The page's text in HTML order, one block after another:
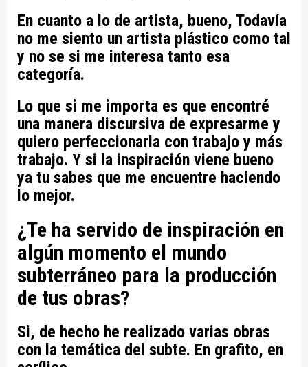
En cuanto a lo de artista, bueno, Todavía
no me siento un artista plástico como tal
y no se si me interesa tanto esa
categoría.
Lo que si me importa es que encontré
una manera discursiva de expresarme y
quiero perfeccionarla con trabajo y más
trabajo. Y si la inspiración viene bueno
ya tu sabes que me encuentre haciendo
lo mejor.
¿Te ha servido de inspiración en
algún momento el mundo
subterráneo para la producción
de tus obras?
Si, de hecho he realizado varias obras
con la temática del subte. En grafito, en